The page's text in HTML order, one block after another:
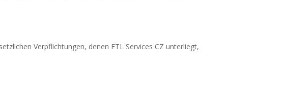
Verpflichtungen, denen ETL Services CZ unterliegt,